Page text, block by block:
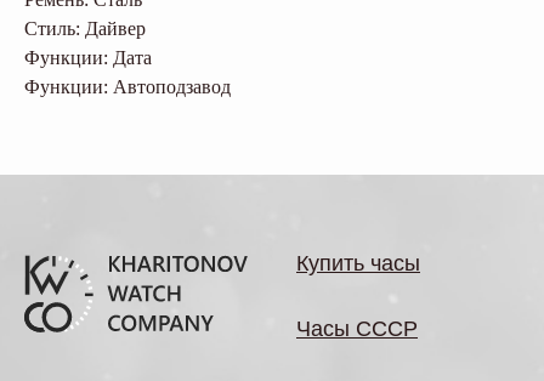
Стиль: Дайвер
Функции: Дата
Функции: Автоподзавод
Купить часы
Часы СССР